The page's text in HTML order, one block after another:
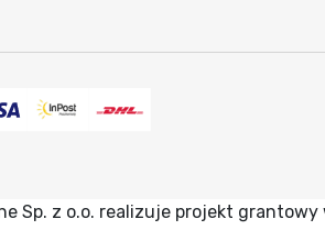
Sp. z o.o. realizuje projekt